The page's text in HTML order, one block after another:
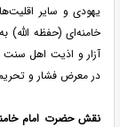
یهودی و سایر
خامنه‌ای (حفظه الله)
آزار و اذیت اهل
در معرض فشار و
نقش حضرت امام